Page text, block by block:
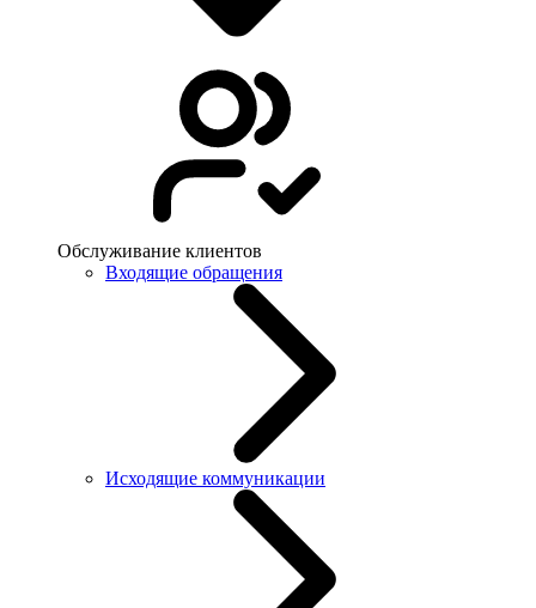
Обслуживание клиентов
Входящие обращения
Исходящие коммуникации